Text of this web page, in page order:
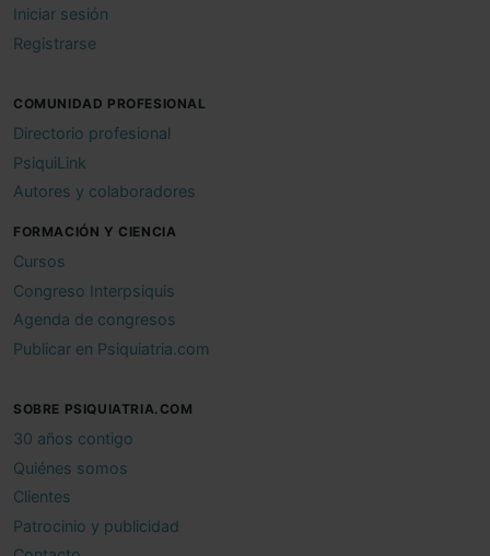
Iniciar sesión
Registrarse
COMUNIDAD PROFESIONAL
Directorio profesional
PsiquiLink
Autores y colaboradores
FORMACIÓN Y CIENCIA
Cursos
Congreso Interpsiquis
Agenda de congresos
Publicar en Psiquiatria.com
SOBRE PSIQUIATRIA.COM
30 años contigo
Quiénes somos
Clientes
Patrocinio y publicidad